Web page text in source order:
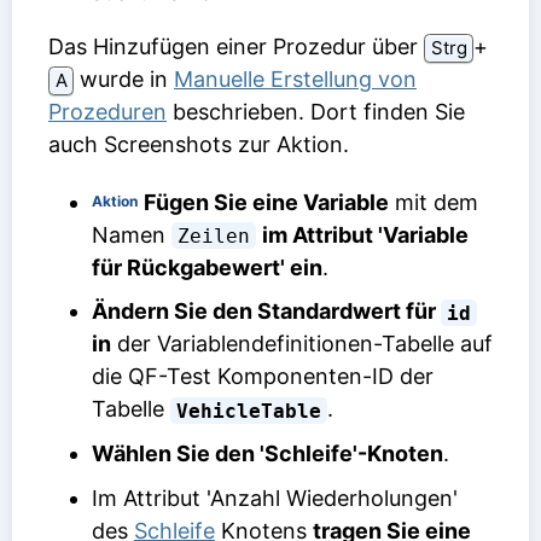
Das Hinzufügen einer Prozedur über Strg ⁠+⁠
A wurde in Manuelle Erstellung von
Prozeduren beschrieben. Dort finden Sie
auch Screenshots zur Aktion.
Aktion Fügen Sie eine Variable mit dem
Namen
Zeilen
im Attribut 'Variable
für Rückgabewert' ein.
Ändern Sie den Standardwert für id
in der Variablendefinitionen-Tabelle auf
die QF-Test Komponenten-ID der
Tabelle VehicleTable .
Wählen Sie den 'Schleife'-Knoten.
Im Attribut 'Anzahl Wiederholungen'
des Schleife Knotens tragen Sie eine